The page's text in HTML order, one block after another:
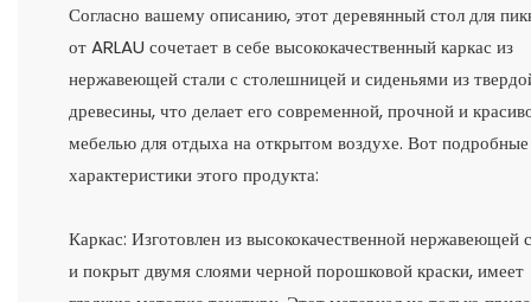
Согласно вашему описанию, этот деревянный стол для
от ARLAU сочетает в себе высококачественный каркас из
нержавеющей стали с столешницей и сиденьями из
древесины, что делает его современной, прочной и
мебелью для отдыха на открытом воздухе. Вот подробные
характеристики этого продукта:
Каркас: Изготовлен из высококачественной нержавеющей
и покрыт двумя слоями черной порошковой краски, имеет